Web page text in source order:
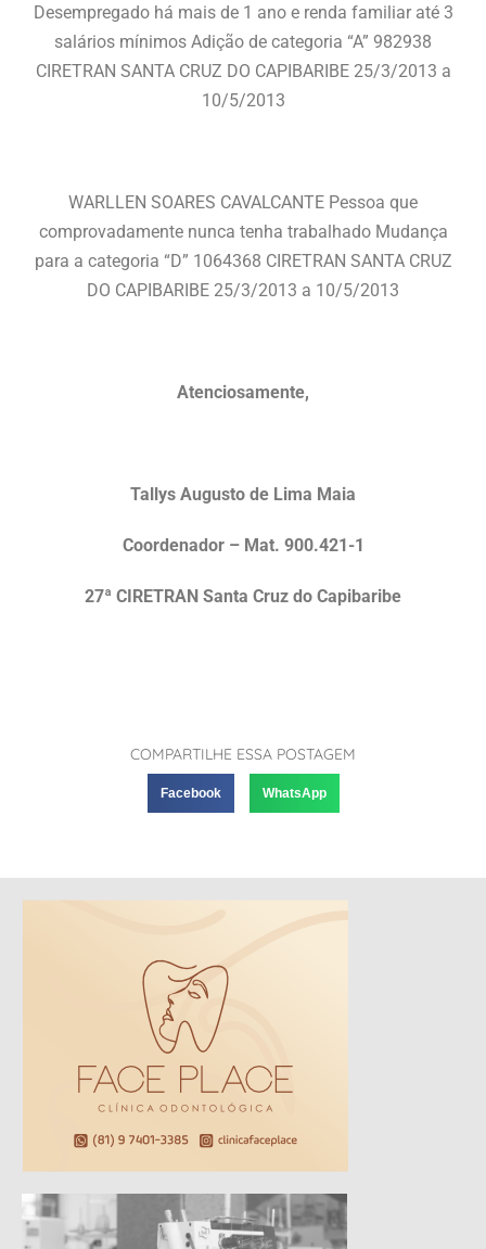
Desempregado há mais de 1 ano e renda familiar até 3
salários mínimos Adição de categoria “A” 982938
CIRETRAN SANTA CRUZ DO CAPIBARIBE 25/3/2013 a
10/5/2013
WARLLEN SOARES CAVALCANTE Pessoa que
comprovadamente nunca tenha trabalhado Mudança
para a categoria “D” 1064368 CIRETRAN SANTA CRUZ
DO CAPIBARIBE 25/3/2013 a 10/5/2013
Atenciosamente,
Tallys Augusto de Lima Maia
Coordenador – Mat. 900.421-1
27ª CIRETRAN Santa Cruz do Capibaribe
COMPARTILHE ESSA POSTAGEM
Facebook WhatsApp